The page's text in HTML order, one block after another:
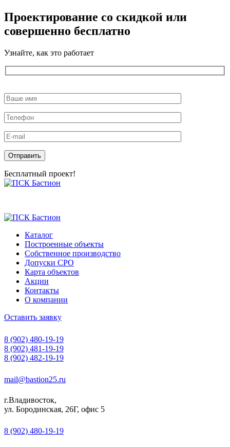
Проектирование со скидкой или
совершенно бесплатно
Узнайте, как это работает
это
пустым.
Бесплатный проект!
Skip
Каталог
Построенные объекты
Собственное производство
Допуски СРО
Карта объектов
Акции
Контакты
О компании
Оставить заявку
8 (902) 480-19-19
8 (902) 481-19-19
8 (902) 482-19-19
mail@bastion25.ru
г.Владивосток,
ул. Бородинская, 26Г, офис 5
8 (902) 480-19-19